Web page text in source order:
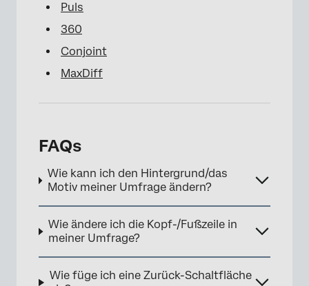
Puls
360
Conjoint
MaxDiff
FAQs
Wie kann ich den Hintergrund/das
Motiv meiner Umfrage ändern?
Wie ändere ich die Kopf-/Fußzeile in
meiner Umfrage?
Wie füge ich eine Zurück-Schaltfläche